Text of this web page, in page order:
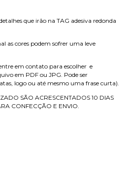
que irão na TAG adesiva redonda
as cores podem sofrer uma leve
em contato para escolher e
em PDF ou JPG. Pode ser
logo ou até mesmo uma frase curta).
SÃO ACRESCENTADOS 10 DIAS
CONFECÇÃO E ENVIO.